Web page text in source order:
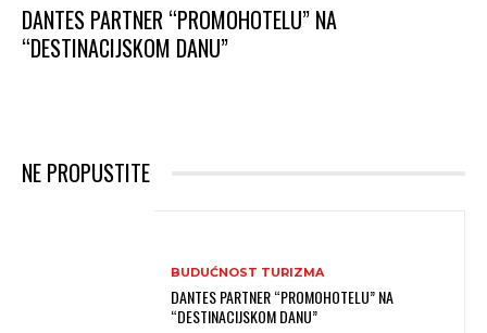
DANTES PARTNER “PROMOHOTELU” NA
“DESTINACIJSKOM DANU”
NE PROPUSTITE
BUDUĆNOST TURIZMA
DANTES PARTNER “PROMOHOTELU” NA
“DESTINACIJSKOM DANU”